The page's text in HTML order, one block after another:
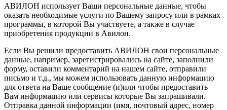
АВИЛОН использует Ваши персональные данные, чтобы
оказать необходимые услуги по Вашему запросу или в рамках
программы, в которой Вы участвуете, а также в случае
приобретения продукции в Авилон.
Если Вы решили предоставить АВИЛОН свои персональные
данные, например, зарегистрировались на сайте, заполнили
форму, оставили комментарий на нашем сайте, отправили
письмо и т.д., мы можем использовать данную информацию
для ответа на Ваше сообщение (и)или чтобы предоставить
Вам информацию или сервисы которые Вы запрашивали.
Отправка данной информации (имя, почтовый адрес, номер